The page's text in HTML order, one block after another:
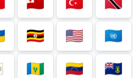
🇺🇬 🇺🇲
🇺🇳
🇻🇨 🇻🇪
🇻🇬